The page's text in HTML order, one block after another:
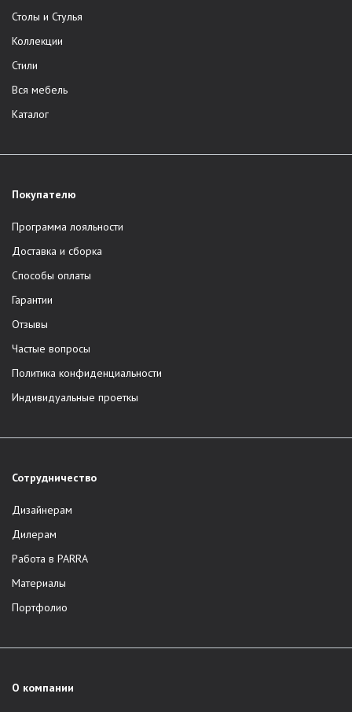
Столы и Стулья
Коллекции
Стили
Вся мебель
Каталог
Покупателю
Программа лояльности
Доставка и сборка
Способы оплаты
Гарантии
Отзывы
Частые вопросы
Политика конфиденциальности
Индивидуальные проеткы
Сотрудничество
Дизайнерам
Дилерам
Работа в PARRA
Материалы
Портфолио
О компании